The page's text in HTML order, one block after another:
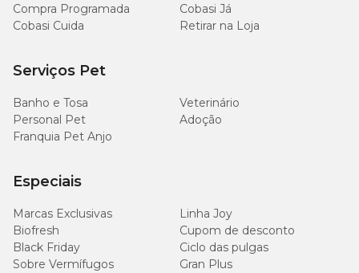
Compra Programada
Cobasi Já
Cobasi Cuida
Retirar na Loja
Serviços Pet
Banho e Tosa
Veterinário
Personal Pet
Adoção
Franquia Pet Anjo
Especiais
Marcas Exclusivas
Linha Joy
Biofresh
Cupom de desconto
Black Friday
Ciclo das pulgas
Sobre Vermífugos
Gran Plus